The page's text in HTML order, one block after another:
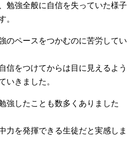
勉強全般に自信を失っていた様子
。
のペースをつかむのに苦労してい
信をつけてからは目に見えるよう
いきました。
強したことも数多くありました
力を発揮できる生徒だと実感しま